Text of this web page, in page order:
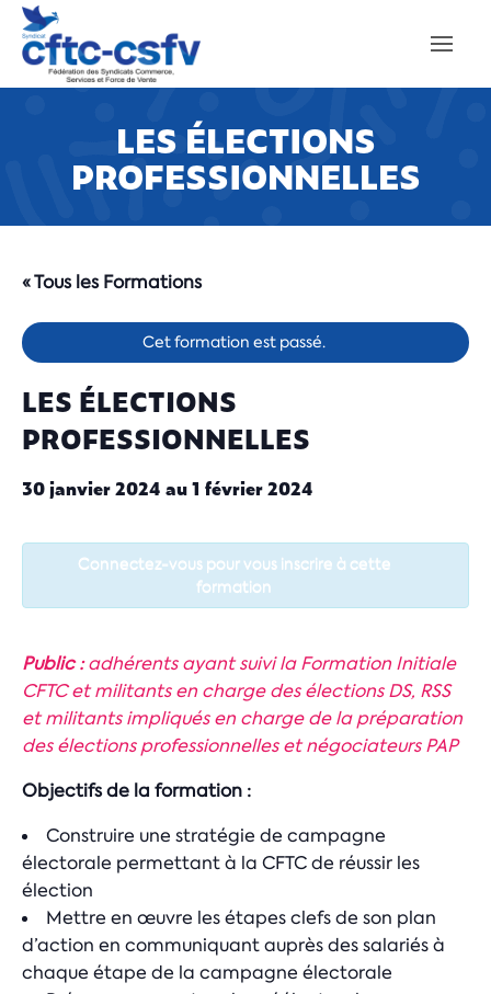
LES ÉLECTIONS
PROFESSIONNELLES
« Tous les Formations
Cet formation est passé.
LES ÉLECTIONS
PROFESSIONNELLES
30 janvier 2024 au1 février 2024
Connectez-vous pour vous inscrire à cette
formation
Public :adhérents ayant suivi la Formation Initiale
CFTC et militants en charge des élections DS, RSS
et militants impliqués en charge de la préparation
des élections professionnelles et négociateurs PAP
Objectifs de la formation :
Construire une stratégie de campagne
électorale permettant à la CFTC de réussir les
élection
Mettre en œuvre les étapes clefs de son plan
d’action en communiquant auprès des salariés à
chaque étape de la campagne électorale